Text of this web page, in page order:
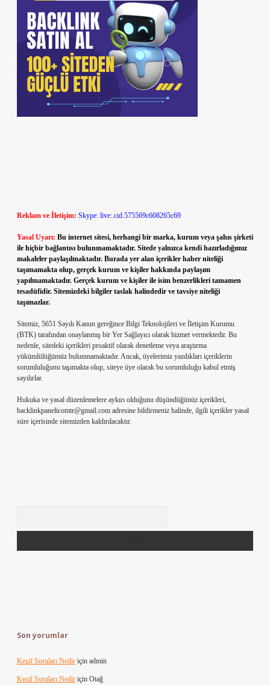
Reklam ve İletişim: Skype: live:.cid.575569c608265c69
Yasal Uyarı: Bu internet sitesi, herhangi bir marka, kurum veya şahıs şirketi
ile hiçbir bağlantısı bulunmamaktadır. Sitede yalnızca kendi hazırladığımız
makaleler paylaşılmaktadır. Burada yer alan içerikler haber niteliği
taşımamakta olup, gerçek kurum ve kişiler hakkında paylaşım
yapılmamaktadır. Gerçek kurum ve kişiler ile isim benzerlikleri tamamen
tesadüfidir. Sitemizdeki bilgiler taslak halindedir ve tavsiye niteliği
taşımazlar.
Sitemiz, 5651 Sayılı Kanun gereğince Bilgi Teknolojileri ve İletişim Kurumu
(BTK) tarafından onaylanmış bir Yer Sağlayıcı olarak hizmet vermektedir. Bu
nedenle, sitedeki içerikleri proaktif olarak denetleme veya araştırma
yükümlülüğümüz bulunmamaktadır. Ancak, üyelerimiz yazdıkları içeriklerin
sorumluluğunu taşımakta olup, siteye üye olarak bu sorumluluğu kabul etmiş
sayılırlar.
Hukuka ve yasal düzenlemelere aykırı olduğunu düşündüğünüz içerikleri,
backlinkpanelicomtr@gmail.com adresine bildirmeniz halinde, ilgili içerikler yasal
süre içerisinde sitemizden kaldırılacaktır.
Son yorumlar
Keşif Soruları Nedir için admin
Keşif Soruları Nedir için Otağ